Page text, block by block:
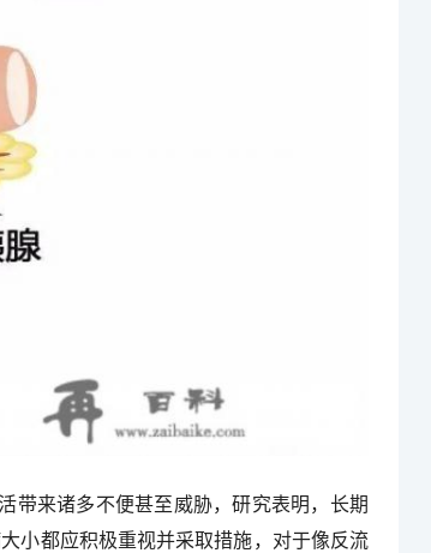
带来诸多不便甚至威胁，研究表明，长期
小都应积极重视并采取措施，对于像反流